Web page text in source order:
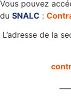
Vous pouvez
du SNALC :
L’adresse de la